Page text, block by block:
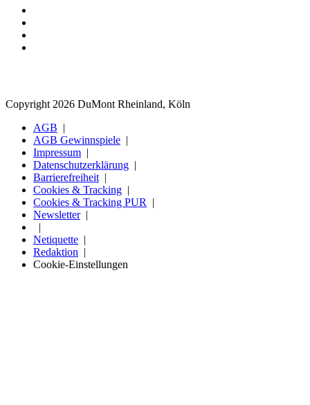
Copyright 2026 DuMont Rheinland, Köln
AGB
AGB Gewinnspiele
Impressum
Datenschutzerklärung
Barrierefreiheit
Cookies & Tracking
Cookies & Tracking PUR
Newsletter
Netiquette
Redaktion
Cookie-Einstellungen